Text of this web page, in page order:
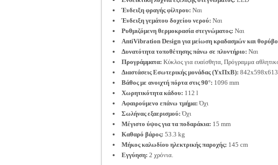
Ένδειξη φραγής φίλτρου: Ναι
Ένδειξη γεμάτου δοχείου νερού: Ναι
Ρυθμιζόμενη θερμοκρασία στεγνώματος: Ναι
AntiVibration Design για μείωση κραδασμών και
Δυνατότητα τοποθέτησης πάνω σε πλυντήριο: Ναι
Προγράμματα: Κύκλος για ευαίσθητα, Πρόγραμμα
Διαστάσεις Εσωτερικής μονάδας (ΥxΠxΒ):
Βάθος με ανοιχτή πόρτα στις 90°: 1096 mm
Χωρητικότητα κάδου: 112 l
Αφαιρούμενο επάνω τμήμα: Όχι
Σωλήνας εξαερισμού: Όχι
Μέγιστο ύψος για τα ποδαράκια: 15 mm
Καθαρό βάρος: 53.3 kg
Μήκος καλωδίου ηλεκτρικής παροχής: 145 cm
Εγγύηση: 2 χρόνια.